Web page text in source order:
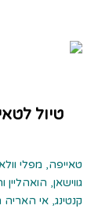
טיול
טאייפה, מפלי
גווישאן,
קנטינג, אי האריה